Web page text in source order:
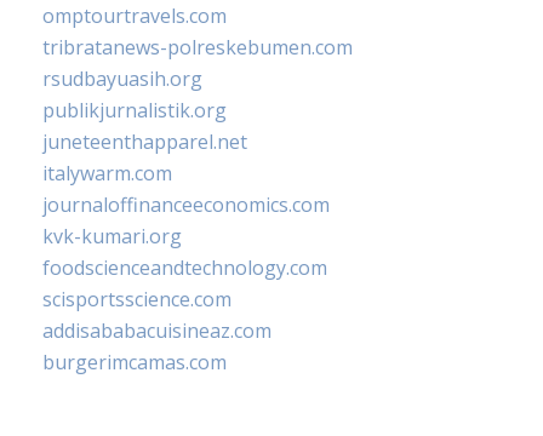
omptourtravels.com
tribratanews-polreskebumen.com
rsudbayuasih.org
publikjurnalistik.org
juneteenthapparel.net
italywarm.com
journaloffinanceeconomics.com
kvk-kumari.org
foodscienceandtechnology.com
scisportsscience.com
addisababacuisineaz.com
burgerimcamas.com